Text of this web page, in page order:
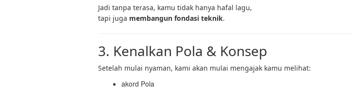
Jadi tanpa terasa, kamu tidak hanya hafal lagu,
tapi juga membangun fondasi teknik.
3. Kenalkan Pola & Konsep
Setelah mulai nyaman, kami akan mulai mengajak kamu melihat:
akord Pola